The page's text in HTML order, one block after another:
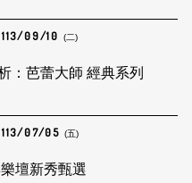
113/09/10 (二)
：芭蕾大師 經典系列
113/07/05 (五)
壇新秀甄選